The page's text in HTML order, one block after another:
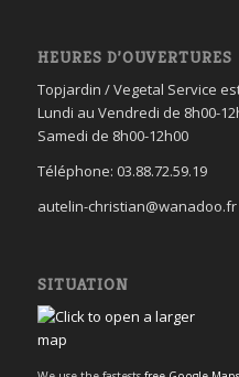
HEURES D’OUVERTURES
Topjardin / Vegetal Service
Lundi au Vendredi de 8h00-
Samedi de 8h00-12h00
Téléphone: 03.88.72.59.19
autelin-christian@wanadoo.fr
SITUATION